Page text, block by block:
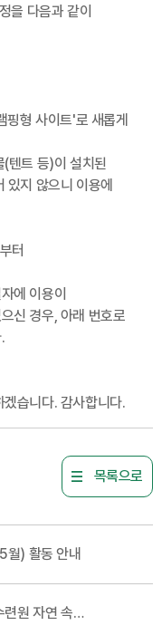
을 다음과 같이
형 사이트'로 새롭게
텐트 등)이 설치된
지 않으니 이용에
터
에 이용이
신 경우, 아래 번호로
습니다. 감사합니다.
목록으로
월) 활동 안내
원 자연 속